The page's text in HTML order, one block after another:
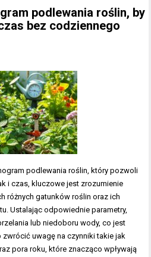
podlewania roślin, by
bez codziennego
podlewania roślin, który pozwoli
i czas, kluczowe jest zrozumienie
różnych gatunków roślin oraz ich
Ustalając odpowiednie parametry,
lub niedoboru wody, co jest
uwagę na czynniki takie jak
pora roku, które znacząco wpływają